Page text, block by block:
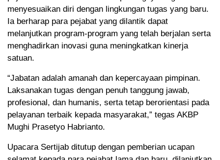
menyesuaikan diri dengan lingkungan tugas yang baru.
Ia berharap para pejabat yang dilantik dapat
melanjutkan program-program yang telah berjalan serta
menghadirkan inovasi guna meningkatkan kinerja
satuan.
“Jabatan adalah amanah dan kepercayaan pimpinan.
Laksanakan tugas dengan penuh tanggung jawab,
profesional, dan humanis, serta tetap berorientasi pada
pelayanan terbaik kepada masyarakat,” tegas AKBP
Mughi Prasetyo Habrianto.
Upacara Sertijab ditutup dengan pemberian ucapan